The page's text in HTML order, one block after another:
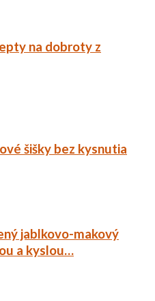
na dobroty z
šišky bez kysnutia
jablkovo-makový
a kyslou…